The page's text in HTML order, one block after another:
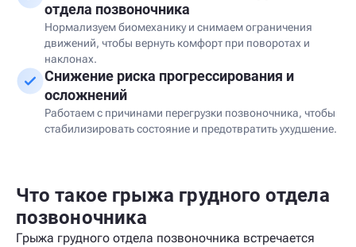
отдела позвоночника
Нормализуем биомеханику и снимаем ограничения
движений, чтобы вернуть комфорт при поворотах и
наклонах.
Снижение риска прогрессирования и
осложнений
Работаем с причинами перегрузки позвоночника, чтобы
стабилизировать состояние и предотвратить ухудшение.
Что такое грыжа грудного отдела
позвоночника
Грыжа грудного отдела позвоночника встречается